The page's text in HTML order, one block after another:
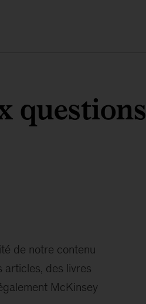
questions
de notre contenu
articles, des livres
McKinsey